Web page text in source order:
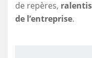
de repères,
de l’entreprise.